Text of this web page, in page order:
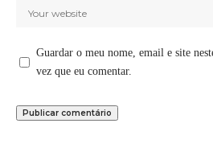
Guardar o meu nome, email e site
vez que eu comentar.